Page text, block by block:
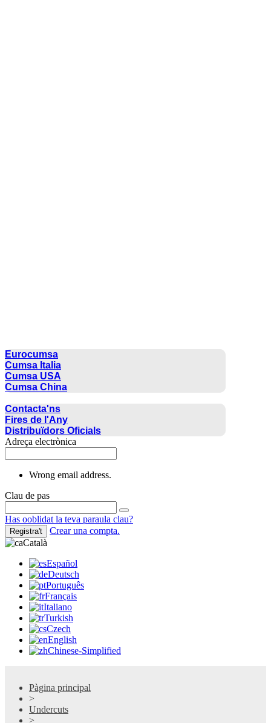
Eurocumsa
Cumsa Italia
Cumsa USA
Cumsa China
Contacta'ns
Fires de l'Any
Distribuïdors Oficials
Adreça electrònica
Wrong email address.
Clau de pas
Has ooblidat la teva paraula clau?
Registra't
Crear una compta.
Català
Español
Deutsch
Português
Français
Italiano
Turkish
Czech
English
Chinese-Simplified
Pàgina principal
>
Undercuts
>